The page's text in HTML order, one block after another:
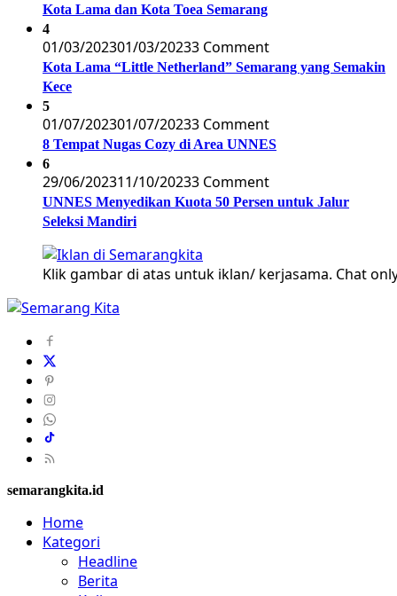
Kota Lama dan Kota Toea Semarang
4
01/03/202301/03/20233 Comment
Kota Lama “Little Netherland” Semarang yang Semakin
Kece
5
01/07/202301/07/20233 Comment
8 Tempat Nugas Cozy di Area UNNES
6
29/06/202311/10/20233 Comment
UNNES Menyedikan Kuota 50 Persen untuk Jalur
Seleksi Mandiri
Klik gambar di atas untuk iklan/ kerjasama. Chat
semarangkita.id
Home
Kategori
Headline
Berita